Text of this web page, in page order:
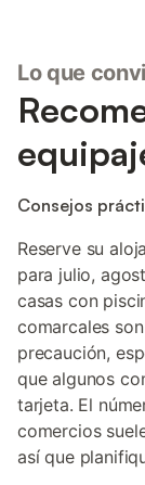
Lo que
Consejos
Reserve su
para julio,
casas con
comarcales
precaución,
que algunos
tarjeta. El
comercios
así que